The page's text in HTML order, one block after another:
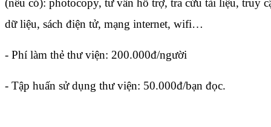
(nếu có): photocopy, tư vấn hỗ trợ, tra cứu tài liệu, truy
dữ liệu, sách điện tử, mạng internet, wifi…
- Phí làm thẻ thư viện: 200.000đ/người
- Tập huấn sử dụng thư viện: 50.000đ/bạn đọc.